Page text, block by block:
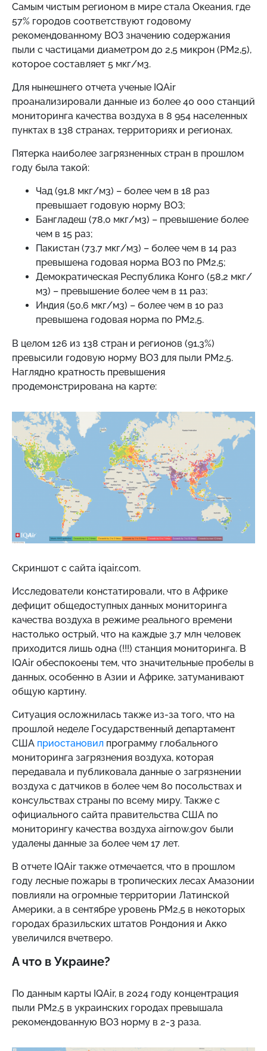
Самым чистым регионом в мире стала Океания, где
57% городов соответствуют годовому
рекомендованному ВОЗ значению содержания
пыли с частицами диаметром до 2,5 микрон (PM2,5),
которое составляет 5 мкг/м3.
Для нынешнего отчета ученые IQAir
проанализировали данные из более 40 000 станций
мониторинга качества воздуха в 8 954 населенных
пунктах в 138 странах, территориях и регионах.
Пятерка наиболее загрязненных стран в прошлом
году была такой:
Чад (91,8 мкг/м3) – более чем в 18 раз
превышает годовую норму ВОЗ;
Бангладеш (78,0 мкг/м3) – превышение более
чем в 15 раз;
Пакистан (73,7 мкг/м3) – более чем в 14 раз
превышена годовая норма ВОЗ по PM2,5;
Демократическая Республика Конго (58,2 мкг/
м3) – превышение более чем в 11 раз;
Индия (50,6 мкг/м3) – более чем в 10 раз
превышена годовая норма по PM2,5.
В целом 126 из 138 стран и регионов (91,3%)
превысили годовую норму ВОЗ для пыли PM2,5.
Наглядно кратность превышения
продемонстрирована на карте:
Скриншот с сайта iqair.com.
Исследователи констатировали, что в Африке
дефицит общедоступных данных мониторинга
качества воздуха в режиме реального времени
настолько острый, что на каждые 3,7 млн человек
приходится лишь одна (!!!) станция мониторинга. В
IQAir обеспокоены тем, что значительные пробелы в
данных, особенно в Азии и Африке, затуманивают
общую картину.
Ситуация осложнилась также из-за того, что на
прошлой неделе Государственный департамент
США приостановил программу глобального
мониторинга загрязнения воздуха, которая
передавала и публиковала данные о загрязнении
воздуха с датчиков в более чем 80 посольствах и
консульствах страны по всему миру. Также с
официального сайта правительства США по
мониторингу качества воздуха airnow.gov были
удалены данные за более чем 17 лет.
В отчете IQAir также отмечается, что в прошлом
году лесные пожары в тропических лесах Амазонии
повлияли на огромные территории Латинской
Америки, а в сентябре уровень PM2,5 в некоторых
городах бразильских штатов Рондония и Акко
увеличился вчетверо.
А что в Украине?
По данным карты IQAir, в 2024 году концентрация
пыли PM2,5 в украинских городах превышала
рекомендованную ВОЗ норму в 2-3 раза.